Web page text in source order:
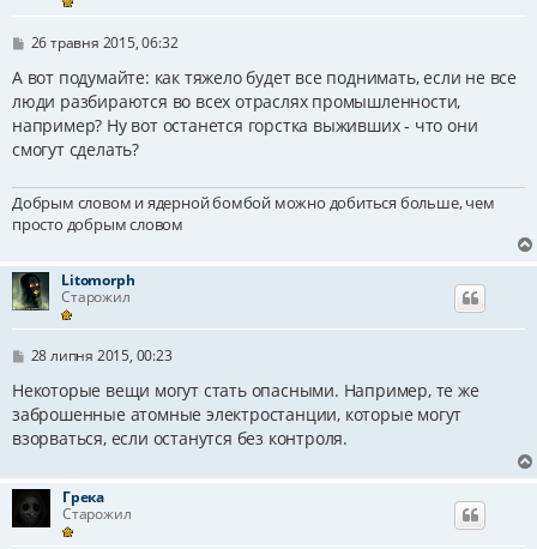
П
в
д
о
м
л
н
н
я
26 травня 2015, 06:32
А вот подумайте: как тяжело будет все поднимать, если не все
люди разбираются во всех отраслях промышленности,
например? Ну вот останется горстка выживших - что они
смогут сделать?
Добрым словом и ядерной бомбой можно добиться больше, чем
просто добрым словом
Litomorph
Старожил
П
в
д
о
е
н
н
28 липня 2015, 00:23
Некоторые вещи могут стать опасными. Например, те же
заброшенные атомные электростанции, которые могут
взорваться, если останутся без контроля.
Грека
Старожил